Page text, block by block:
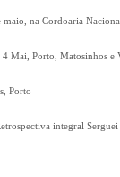
maio, na Cordoaria
Mai, Porto, Matosinhos e
Porto
integral